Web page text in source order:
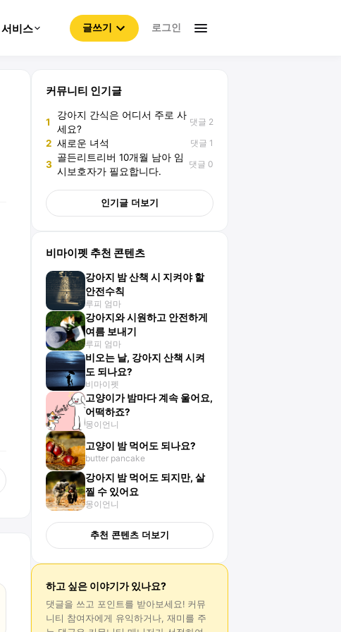
서비스 글쓰기 로그인
커뮤니티 인기글
1
강아지 간식은 어디서 주로 사
세요?
댓글 2
2 새로운 녀석 댓글 1
3
골든리트리버 10개월 남아 임
시보호자가 필요합니다.
댓글 0
인기글 더보기
비마이펫 추천 콘텐츠
강아지 밤 산책 시 지켜야 할
안전수칙
루피 엄마
강아지와 시원하고 안전하게
여름 보내기
루피 엄마
비오는 날, 강아지 산책 시켜
도 되나요?
비마이펫
고양이가 밤마다 계속 울어요,
어떡하죠?
몽이언니
고양이 밤 먹어도 되나요?
butter pancake
강아지 밤 먹어도 되지만, 살
찔 수 있어요
몽이언니
추천 콘텐츠 더보기
하고 싶은 이야기가 있나요?
댓글을 쓰고 포인트를 받아보세요! 커뮤
니티 참여자에게 유익하거나, 재미를 주